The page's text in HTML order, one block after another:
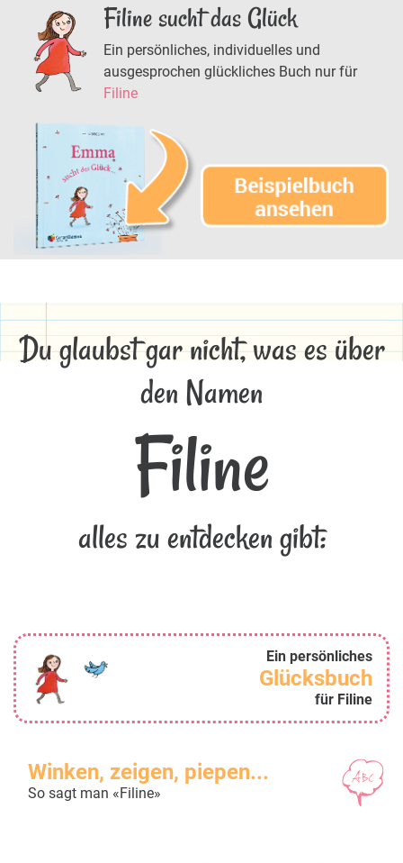
Filine sucht das Glück
Ein persönliches, individuelles und
ausgesprochen glückliches Buch nur für
Filine
Du glaubst gar nicht, was es über
den Namen
Filine
alles zu entdecken gibt:
Ein persönliches
Glücksbuch
für Filine
Winken, zeigen, piepen...
So sagt man «Filine»